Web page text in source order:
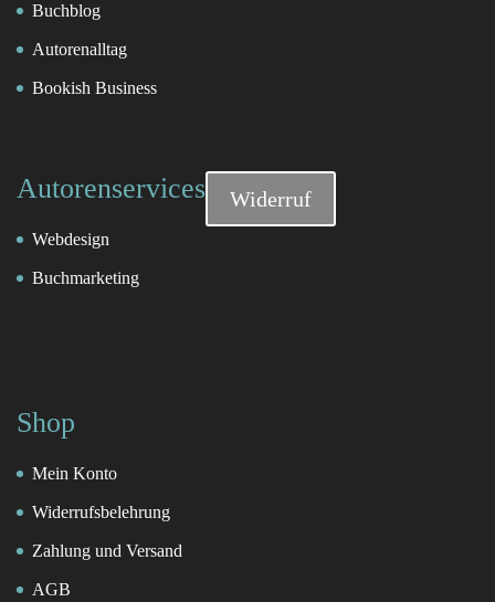
Buchblog
Autorenalltag
Bookish Business
Autorenservices
Webdesign
Buchmarketing
Widerruf
Shop
Mein Konto
Widerrufsbelehrung
Zahlung und Versand
AGB